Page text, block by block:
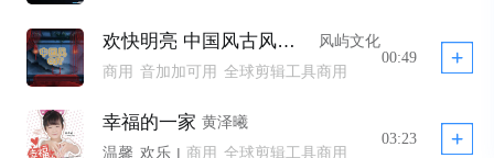
全球剪辑工具商用模板不下架
全球剪辑工具商用 YTB不拦截
公播
欢快明亮 中国风古风大气
风屿文化
商用 音加加可用 全球剪辑工具商用
00:49
幸福的一家 黄泽曦
温馨 欢乐 | 商用 全球剪辑工具商用
03:23